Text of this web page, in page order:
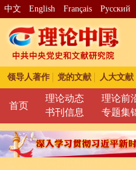
中文 English Français Pусский
领导人著作 党的文献 人大文献
首页
理论动态 理论前
书刊信息
专题集